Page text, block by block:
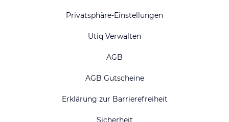
Privatsphäre-Einstellungen
Utiq Verwalten
AGB
AGB Gutscheine
Erklärung zur Barrierefreiheit
Sicherheit